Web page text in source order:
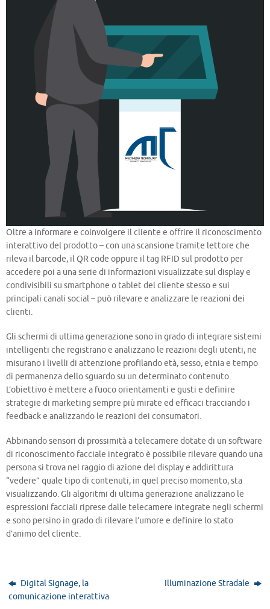
Oltre a informare e coinvolgere il cliente e offrire il riconoscimento
interattivo del prodotto – con una scansione tramite lettore che
rileva il barcode, il QR code oppure il tag RFID sul prodotto per
accedere poi a una serie di informazioni visualizzate sul display e
condivisibili su smartphone o tablet del cliente stesso e sui
principali canali social – può rilevare e analizzare le reazioni dei
clienti.
Gli schermi di ultima generazione sono in grado di integrare sistemi
intelligenti che registrano e analizzano le reazioni degli utenti, ne
misurano i livelli di attenzione profilando età, sesso, etnia e tempo
di permanenza dello sguardo su un determinato contenuto.
L’obiettivo è mettere a fuoco orientamenti e gusti e definire
strategie di marketing sempre più mirate ed efficaci tracciando i
feedback e analizzando le reazioni dei consumatori.
Abbinando sensori di prossimità a telecamere dotate di un software
di riconoscimento facciale integrato è possibile rilevare quando una
persona si trova nel raggio di azione del display e addirittura
“vedere” quale tipo di contenuti, in quel preciso momento, sta
visualizzando. Gli algoritmi di ultima generazione analizzano le
espressioni facciali riprese dalle telecamere integrate negli schermi
e sono persino in grado di rilevare l’umore e definire lo stato
d’animo del cliente.
Digital Signage, la
comunicazione interattiva
Illuminazione Stradale